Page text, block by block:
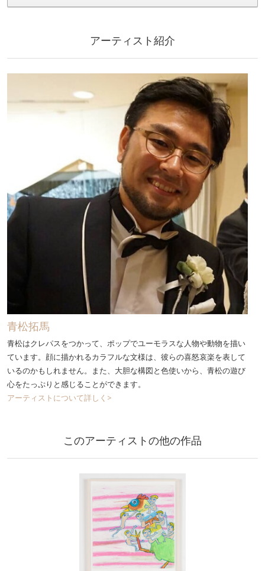
アーティスト紹介
青松拓馬
青松はクレパスをつかって、ポップでユーモラスな人物や動物を描い
ています。顔に描かれるカラフルな文様は、彼らの喜怒哀楽を表して
いるのかもしれません。また、大胆な構図と色使いから、青松の遊び
心をたっぷりと感じることができます。
アーティストについて詳しく>
このアーティストの他の作品